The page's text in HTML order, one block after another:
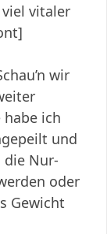
vitaler
wir
ich
und
die Nur-
oder
Gewicht